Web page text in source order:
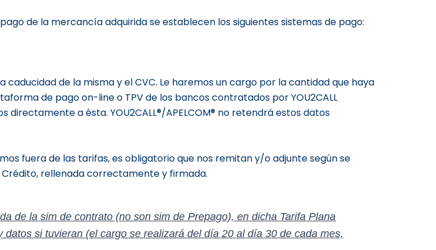
de la mercancía adquirida se establecen los siguientes sistemas de pago:
de la misma y el CVC. Le haremos un cargo por la cantidad que haya
de pago on-line o TPV de los bancos contratados por YOU2CALL
directamente a ésta. YOU2CALL®/APELCOM® no retendrá estos datos
fuera de las tarifas, es obligatorio que nos remitan y/o adjunte según se
rellenada correctamente y firmada.
de la sim de contrato (no son sim de Prepago), en dicha Tarifa Plana
datos si tuvieran(el cargo se realizarádel día 20 al día 30 de cada mes,